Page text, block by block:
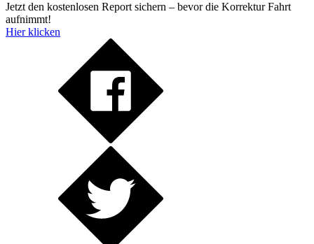
Jetzt den kostenlosen Report sichern – bevor die Korrektur Fahrt
aufnimmt!
Hier klicken